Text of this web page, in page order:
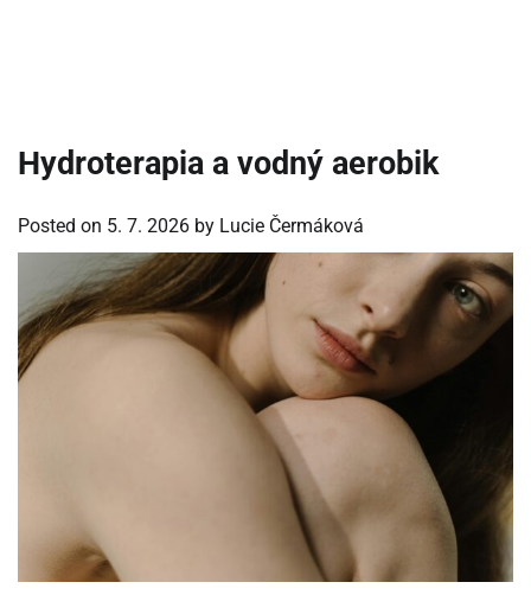
Hydroterapia a vodný aerobik
Posted on 5. 7. 2026 by Lucie Čermáková